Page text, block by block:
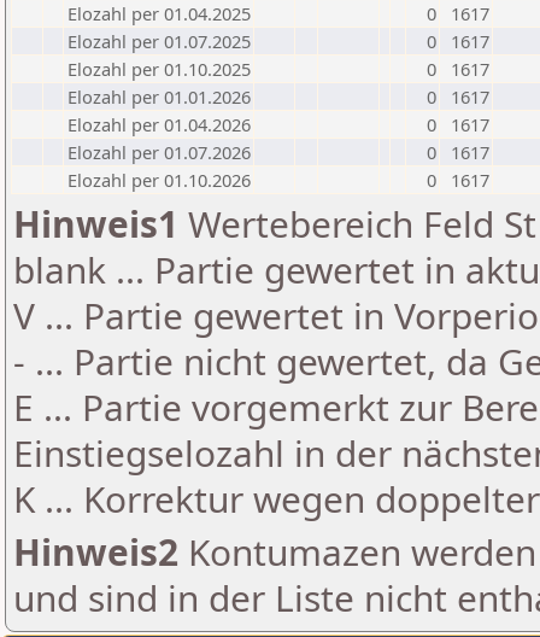
Elozahl per 01.04.2025
0
1617
Elozahl per 01.07.2025
0
1617
Elozahl per 01.10.2025
0
1617
Elozahl per 01.01.2026
0
1617
Elozahl per 01.04.2026
0
1617
Elozahl per 01.07.2026
0
1617
Elozahl per 01.10.2026
0 1617
Hinweis1 Wertebereich Feld
blank ... Partie gewertet in
V ... Partie gewertet in
- ... Partie nicht gewertet, da
E ... Partie vorgemerkt zur
Einstiegselozahl in der
K ... Korrektur wegen
Hinweis2 Kontumazen
und sind in der Liste nicht